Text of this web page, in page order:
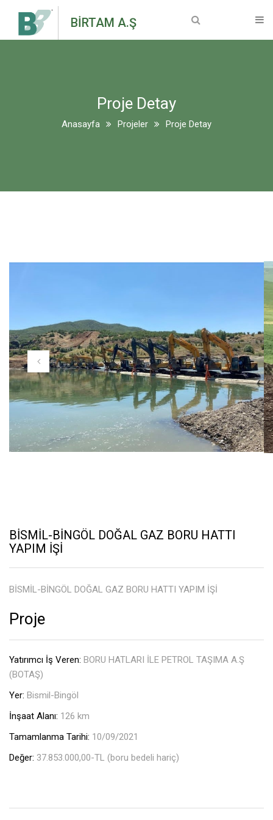
Anasayfa
Genel Müdür Mesajı
İnsan Kaynakları
İletişim
BİRTAM A.Ş
Proje Detay
Anasayfa Projeler Proje Detay
BİSMİL-BİNGÖL DOĞAL GAZ BORU HATTI
YAPIM İŞİ
BİSMİL-BİNGÖL DOĞAL GAZ BORU HATTI YAPIM İŞİ
Proje
Yatırımcı İş Veren: BORU HATLARI İLE PETROL TAŞIMA A.Ş
(BOTAŞ)
Yer: Bismil-Bingöl
İnşaat Alanı: 126 km
Tamamlanma Tarihi: 10/09/2021
Değer: 37.853.000,00-TL (boru bedeli hariç)